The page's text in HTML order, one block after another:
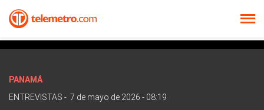
PANAMÁ
ENTREVISTAS - 7 de mayo de 2026 - 08:19